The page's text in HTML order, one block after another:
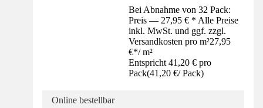
Bei Abnahme von 32 Pack:
Preis — 27,95 € * Alle Preise
inkl. MwSt. und ggf. zzgl.
Versandkosten pro m²27,95
€*/ m²
Entspricht 41,20 € pro
Pack(41,20 €/ Pack)
Online bestellbar